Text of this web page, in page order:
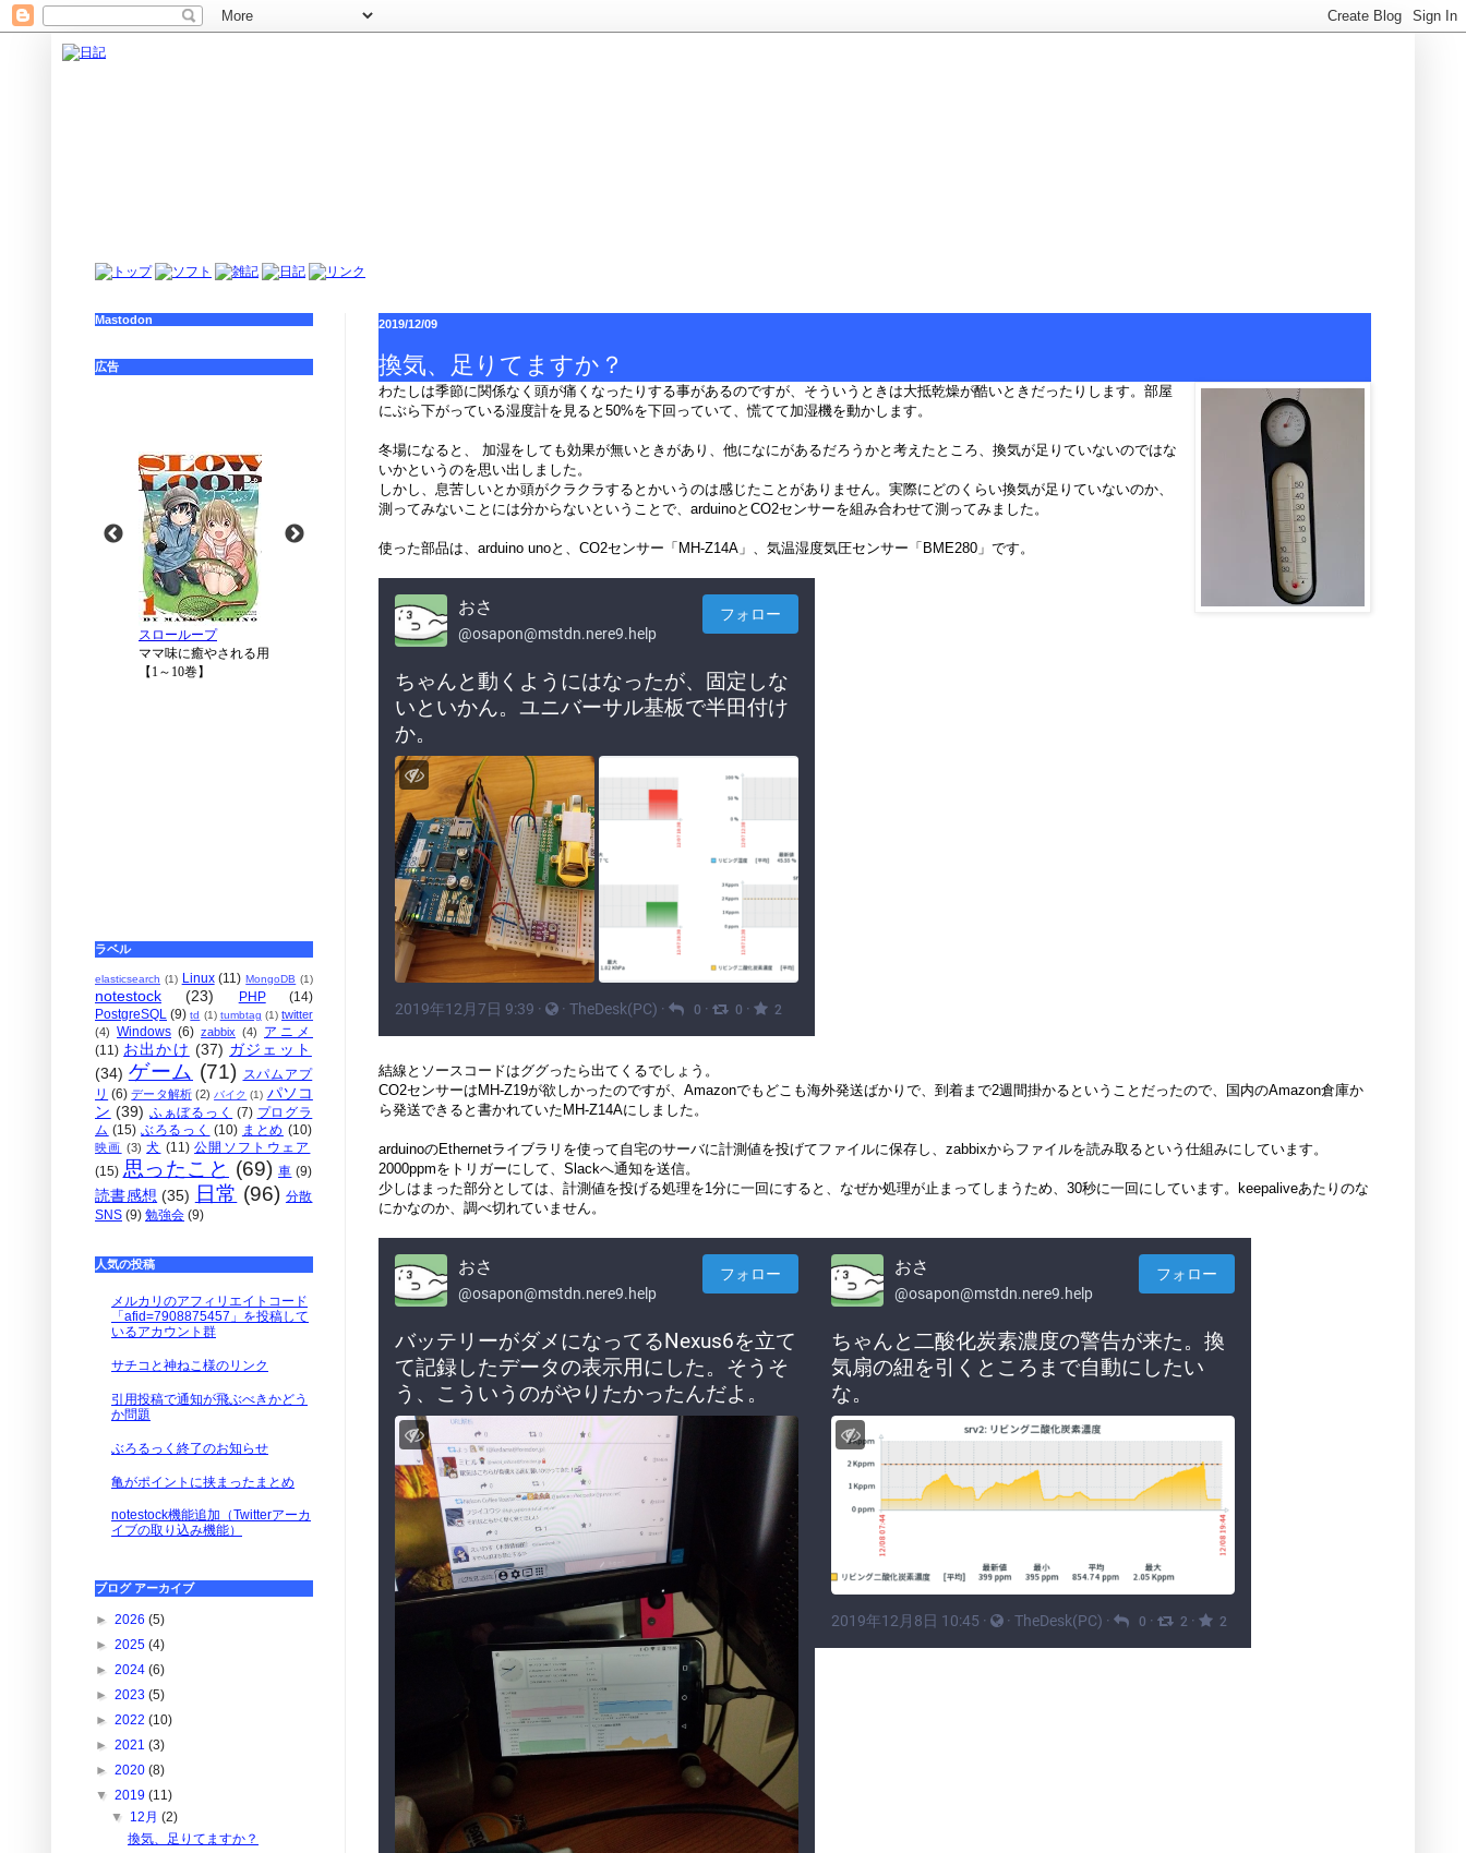
2019/12/09
換気、足りてますか？
わたしは季節に関係なく頭が痛くなったりする事があるのですが、そういうときは大抵乾燥が酷いときだったりします。部屋
にぶら下がっている湿度計を見ると50%を下回っていて、慌てて加湿機を動かします。
冬場になると、 加湿をしても効果が無いときがあり、他になにがあるだろうかと考えたところ、換気が足りていないのではな
いかというのを思い出しました。
しかし、息苦しいとか頭がクラクラするとかいうのは感じたことがありません。実際にどのくらい換気が足りていないのか、
測ってみないことには分からないということで、arduinoとCO2センサーを組み合わせて測ってみました。
使った部品は、arduino unoと、CO2センサー「MH-Z14A」、気温湿度気圧センサー「BME280」です。
結線とソースコードはググったら出てくるでしょう。
CO2センサーはMH-Z19が欲しかったのですが、Amazonでもどこも海外発送ばかりで、到着まで2週間掛かるということだったので、国内のAmazon倉庫か
ら発送できると書かれていたMH-Z14Aにしました。
arduinoのEthernetライブラリを使って自宅のサーバに計測値を投げてファイルに保存し、zabbixからファイルを読み取るという仕組みにしています。
2000ppmをトリガーにして、Slackへ通知を送信。
少しはまった部分としては、計測値を投げる処理を1分に一回にすると、なぜか処理が止まってしまうため、30秒に一回にしています。keepaliveあたりのな
にかなのか、調べ切れていません。
Mastodon
広告
ラベル
elasticsearch (1) Linux (11) MongoDB (1)
notestock (23) PHP
(14)
PostgreSQL (9) td (1) tumbtag (1) twitter
(4) Windows (6) zabbix (4)
アニメ
(11) お出かけ (37) ガジェット
(34) ゲーム (71) スパムアプ
リ (6) データ解析 (2) バイク (1) パソコ
ン (39) ふぁぼるっく (7) プログラ
ム (15) ぶろるっく (10) まとめ (10)
映画 (3) 犬 (11) 公開ソフトウェア
(15) 思ったこと (69) 車 (9)
読書感想 (35) 日常 (96) 分散
SNS (9) 勉強会 (9)
人気の投稿
メルカリのアフィリエイトコード
「afid=7908875457」を投稿して
いるアカウント群
サチコと神ねこ様のリンク
引用投稿で通知が飛ぶべきかどう
か問題
ぶろるっく終了のお知らせ
亀がポイントに挟まったまとめ
notestock機能追加（Twitterアーカ
イブの取り込み機能）
ブログ アーカイブ
► 2026 (5)
► 2025 (4)
► 2024 (6)
► 2023 (5)
► 2022 (10)
► 2021 (3)
► 2020 (8)
▼ 2019 (11)
▼ 12月(2)
換気、足りてますか？